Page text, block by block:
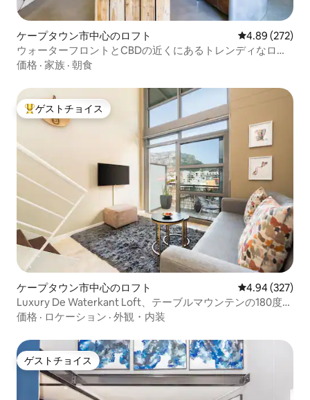
ケープタウン市中心のロフト レビュー272
4.89 (272)
ウォーターフロントとCBDの近くにあるトレンディなロフ
トアパートメント
価格 · 家族 · 朝食
大好評のゲストチョイスです。
ゲストチョイス
ケープタウン市中心のロフト レビュー327
4.94 (327)
Luxury De Waterkant Loft、テーブルマウンテンの180度の
眺め
価格 · ロケーション · 外観・内装
ゲストチョイス
ゲストチョイス